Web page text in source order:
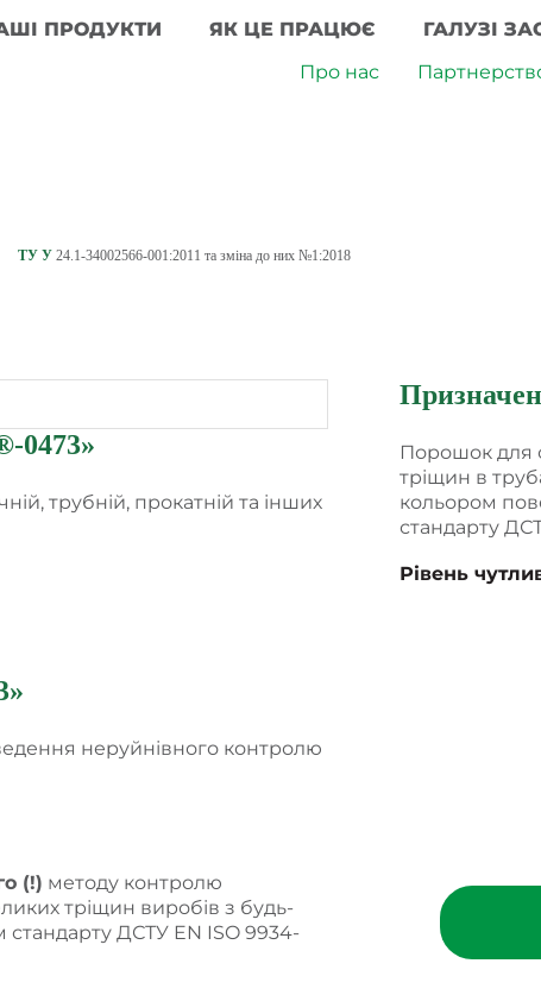
ПРОДУКТИ ЯК ЦЕ ПРАЦЮЄ
ГАЛУЗІ
Про нас
ТУ У 24.1-34002566-001:2011 та зміна до них №1:2018
0473»
трубній, прокатній та інших
»
неруйнівного контролю
(!) методу контролю
тріщин виробів з будь-
стандарту ДСТУ EN ISO 9934-
Порошок для
тріщин в
кольором
стандарту
Рівень